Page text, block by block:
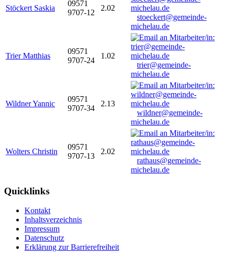
Stöckert Saskia
09571
9707-12
2.02
stoeckert@gemeinde-
michelau.de
Trier Matthias
09571
9707-24
1.02
trier@gemeinde-
michelau.de
Wildner Yannic
09571
9707-34
2.13
wildner@gemeinde-
michelau.de
Wolters Christin
09571
9707-13
2.02
rathaus@gemeinde-
michelau.de
Quicklinks
Kontakt
Inhaltsverzeichnis
Impressum
Datenschutz
Erklärung zur Barrierefreiheit